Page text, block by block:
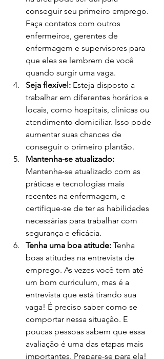
conseguir seu primeiro emprego.
Faça contatos com outros
enfermeiros, gerentes de
enfermagem e supervisores para
que eles se lembrem de você
quando surgir uma vaga.
Seja flexível: Esteja disposto a
trabalhar em diferentes horários e
locais, como hospitais, clínicas ou
atendimento domiciliar. Isso pode
aumentar suas chances de
conseguir o primeiro plantão.
Mantenha-se atualizado:
Mantenha-se atualizado com as
práticas e tecnologias mais
recentes na enfermagem, e
certifique-se de ter as habilidades
necessárias para trabalhar com
segurança e eficácia.
Tenha uma boa atitude: Tenha
boas atitudes na entrevista de
emprego. As vezes você tem até
um bom curriculum, mas é a
entrevista que está tirando sua
vaga! É preciso saber como se
comportar nessa situação. E
poucas pessoas sabem que essa
avaliação é uma das etapas mais
importantes. Prepare-se para ela!